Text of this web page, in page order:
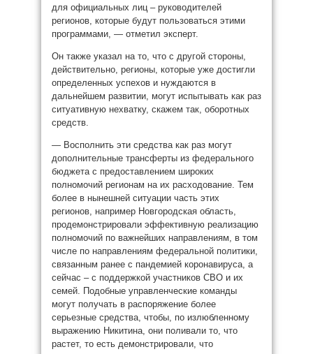
для официальных лиц – руководителей
регионов, которые будут пользоваться этими
программами, — отметил эксперт.
Он также указал на то, что с другой стороны,
действительно, регионы, которые уже достигли
определенных успехов и нуждаются в
дальнейшем развитии, могут испытывать как раз
ситуативную нехватку, скажем так, оборотных
средств.
— Восполнить эти средства как раз могут
дополнительные трансферты из федерального
бюджета с предоставлением широких
полномочий регионам на их расходование. Тем
более в нынешней ситуации часть этих
регионов, например Новгородская область,
продемонстрировали эффективную реализацию
полномочий по важнейших направлениям, в том
числе по направлениям федеральной политики,
связанным ранее с пандемией коронавируса, а
сейчас – с поддержкой участников СВО и их
семей. Подобные управленческие команды
могут получать в распоряжение более
серьезные средства, чтобы, по излюбленному
выражению Никитина, они поливали то, что
растет, то есть демонстрировали, что